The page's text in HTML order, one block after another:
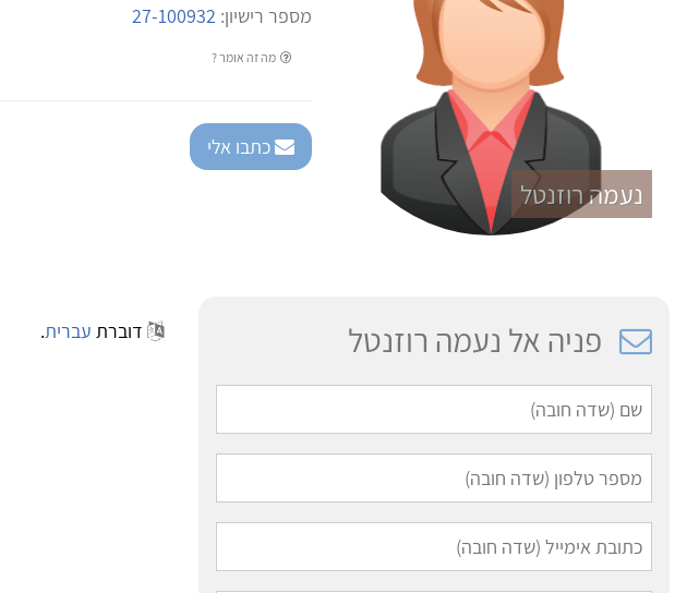
נעמה רוזנטל
מספר רישיון: 27-100932
מה זה אומר ?
כתבו אלי
פניה אל נעמה רוזנטל דוברת עברית.